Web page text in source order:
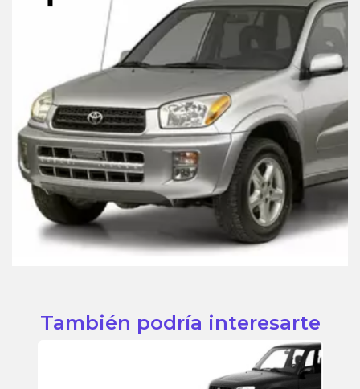
También podría interesarte